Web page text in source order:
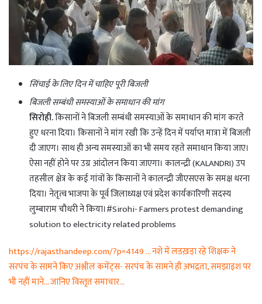
सिंचाई के लिए दिन में चाहिए पूरी बिजली
बिजली सम्बंधी समस्याओं के समाधान की मांग
सिरोही.किसानों ने बिजली सम्बंधी समस्याओं के समाधान की मांग करते
हुए धरना दिया। किसानों ने मांग रखी कि उन्हें दिन में पर्याप्त मात्रा में बिजली
दी जाएग। साथ ही अन्य समस्याओं का भी समय रहते समाधान किया जाए।
ऐसा नहीं होने पर उग्र आंदोलन किया जाएगा। कालन्द्री (KALANDRI) उप
तहसील क्षेत्र के कई गांवों के किसानों ने कालन्द्री जीएसएस के समक्ष धरना
दिया। नेतृत्व भाजपा के पूर्व जिलाध्यक्ष एवं प्रदेश कार्यकारिणी सदस्य
लुम्बाराम चौधरी ने किया।#Sirohi- Farmers protest demanding
solution to electricity related problems
https://rajasthandeep.com/?p=4149 … नशे में लडख़ड़ा रहे शिक्षक ने
सरपंच के सामने किए अश्लील कमेंट्स- सरपंच के सामने ही अभद्रता, समझाइश पर
भी नहीं माने… जानिए विस्तृत समाचार…